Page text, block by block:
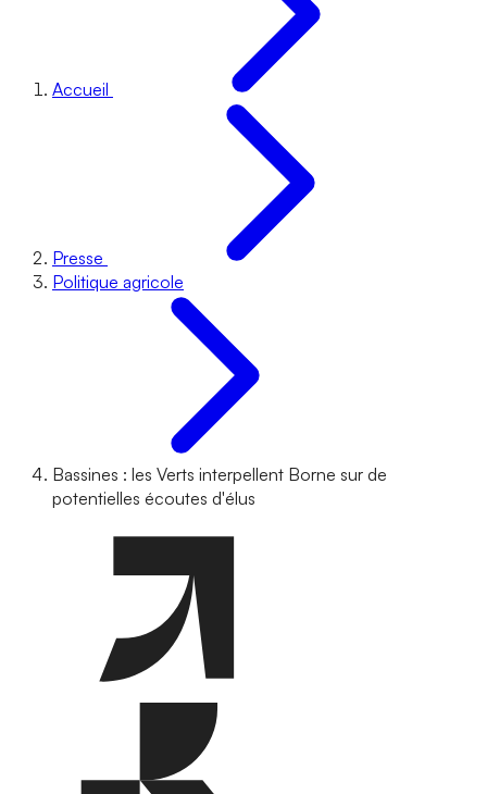
Accueil
Presse
Politique agricole
Bassines : les Verts interpellent Borne sur de
potentielles écoutes d'élus